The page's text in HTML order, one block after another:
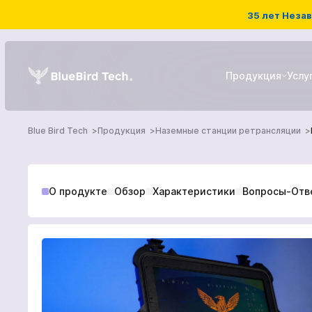
35 лет
Продукция
РЭБ системы
Детекторы дронов
БПЛА
Наземный роботизированный
ГЛАВНАЯ
ПРОДУКЦИЯ
УСЛУГИ
Blue Bird Tech Продукция Наземные станции ретрансляции
О продукте Обзор Характеристики Вопросы-